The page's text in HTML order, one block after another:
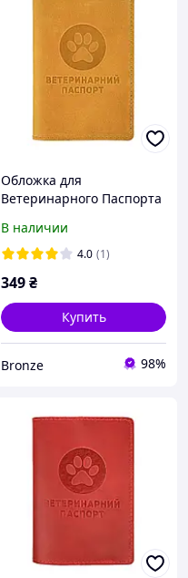
Обложка для
Ветеринарного Паспорта
Barksi Желтая
В наличии
4.0 (1)
349₴
Купить
Bronze 98%